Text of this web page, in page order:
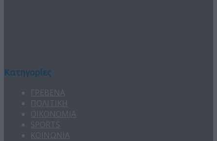
Κατηγορίες
ΓΡΕΒΕΝΑ
ΠΟΛΙΤΙΚΗ
ΟΙΚΟΝΟΜΙΑ
SPORTS
ΚΟΙΝΩΝΙΑ